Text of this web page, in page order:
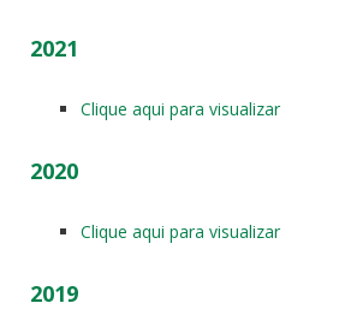
2021
Clique aqui para visualizar
2020
Clique aqui para visualizar
2019